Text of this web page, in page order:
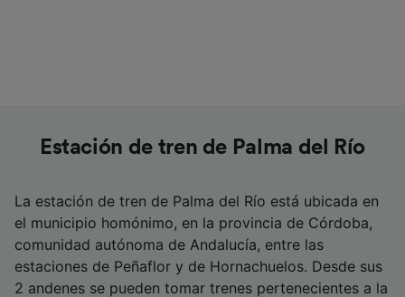
Estación de tren de Palma del Río
La estación de tren de Palma del Río está ubicada en
el municipio homónimo, en la provincia de Córdoba,
comunidad autónoma de Andalucía, entre las
estaciones de Peñaflor y de Hornachuelos. Desde sus
2 andenes se pueden tomar trenes pertenecientes a la